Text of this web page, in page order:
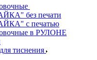
без печати
с печатью
в РУЛОНЕ
тиснения